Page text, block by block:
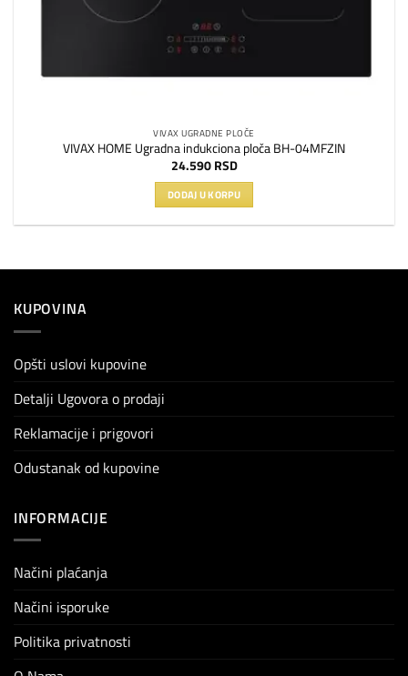
VIVAX UGRADNE PLOČE
VIVAX HOME Ugradna indukciona ploča BH-04MFZIN
24.590 RSD
DODAJ U KORPU
KUPOVINA
Opšti uslovi kupovine
Detalji Ugovora o prodaji
Reklamacije i prigovori
Odustanak od kupovine
INFORMACIJE
Načini plaćanja
Načini isporuke
Politika privatnosti